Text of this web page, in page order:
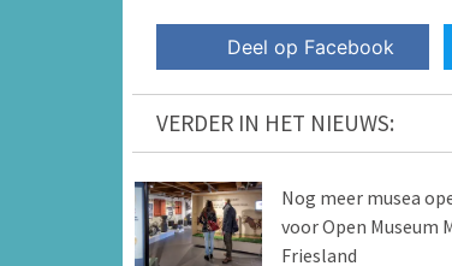
Deel op Facebook
VERDER IN HET NIEUWS:
Nog meer musea
voor Open Museum
Friesland